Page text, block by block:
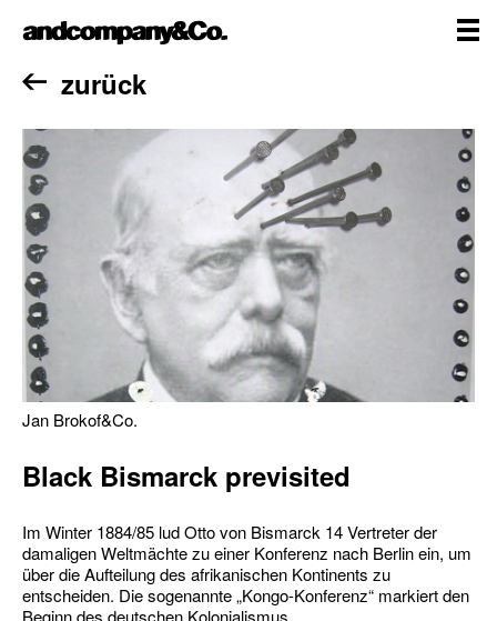
Inhalt
andcompany&Co
Homezurück
Jan Brokof&Co.
Black Bismarck previsited
Im Winter 1884/85 lud Otto von Bismarck 14 Vertreter der
damaligen Weltmächte zu einer Konferenz nach Berlin ein, um
über die Aufteilung des afrikanischen Kontinents zu
entscheiden. Die sogenannte „Kongo-Konferenz“ markiert den
Beginn des deutschen Kolonialismus.